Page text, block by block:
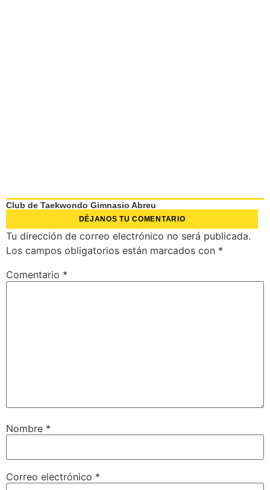
Club de Taekwondo Gimnasio Abreu
DÉJANOS TU COMENTARIO
Tu dirección de correo electrónico no será publicada.
Los campos obligatorios están marcados con *
Comentario *
Nombre *
Correo electrónico *